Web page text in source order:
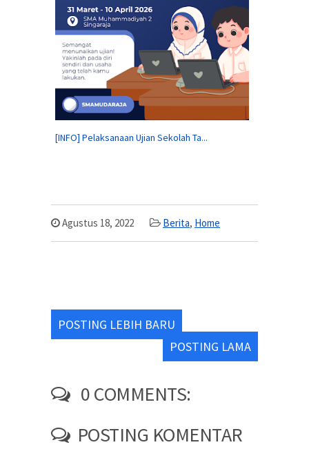
[INFO] Pelaksanaan Ujian Sekolah Ta...
Agustus 18, 2022 Berita, Home
POSTING LEBIH BARU
POSTING LAMA
0 COMMENTS:
POSTING KOMENTAR